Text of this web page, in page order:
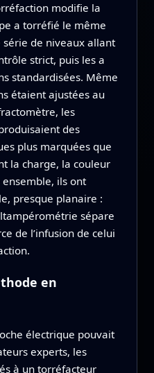
modifie la
a torréfié le même
de niveaux allant
strict, puis les a
standardisées. Même
étaient ajustées au
les
des
plus marquées que
la charge, la couleur
ils ont
presque planaire :
sépare
de l’infusion de celui
en
électrique pouvait
experts, les
à un torréfacteur